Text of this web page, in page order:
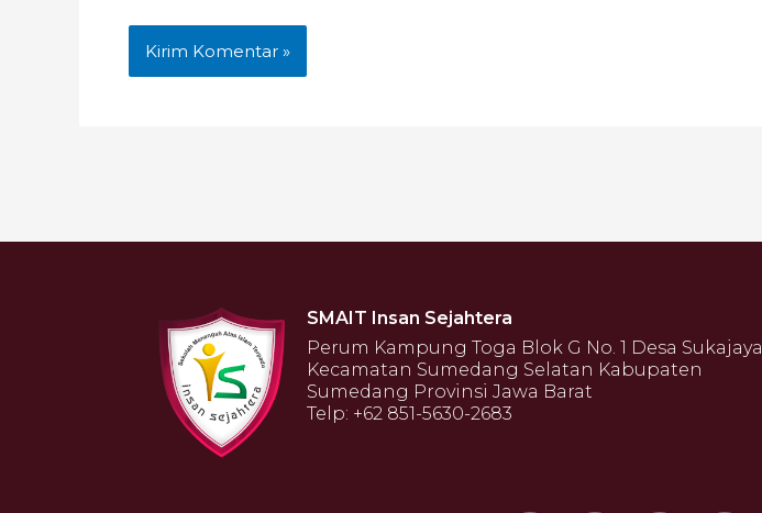
SMAIT Insan Sejahtera
Perum Kampung Toga Blok G No. 1 Desa Sukajaya
Kecamatan Sumedang Selatan Kabupaten
Sumedang Provinsi Jawa Barat
Telp: +62 851-5630-2683